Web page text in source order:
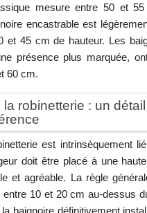
mesure entre 50 et
encastrable est
et 45 cm de hauteur. Les
présence plus marquée,
60 cm.
robinetterie : un
est intrinsèquement
doit être placé à une
et agréable. La règle
entre 10 et 20 cm au-dessus
baignoire définitivement